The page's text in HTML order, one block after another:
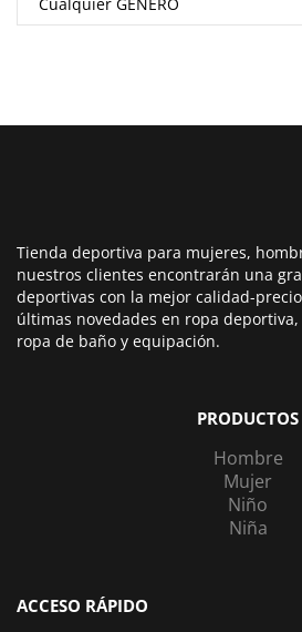
Tienda deportiva para mujeres,
nuestros clientes encontrarán una
deportivas con la mejor calidad-
últimas novedades en ropa
ropa de baño y equipación.
PRODUCTOS
Hombre
Mujer
Niño
Niña
ACCESO RÁPIDO